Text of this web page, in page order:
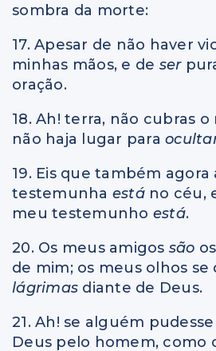
sombra da morte:
17. Apesar de não haver
minhas mãos, e de ser
oração.
18. Ah! terra, não cubras
não haja lugar para
19. Eis que também agora
testemunha está no céu,
meu testemunho está.
20. Os meus amigos são
de mim; os meus olhos se
lágrimas diante de Deus.
21. Ah! se alguém
Deus pelo homem, como